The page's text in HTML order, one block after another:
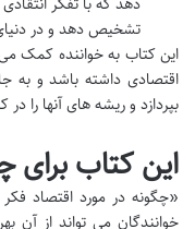
دهد که با تفکر
تشخیص دهد و در دنیای
این کتاب به خواننده کمک
اقتصادی داشته باشد و
بپردازد و ریشه های آنها را
این کتاب
«چگونه در مورد اقتصاد
خوانندگان می تواند از آن